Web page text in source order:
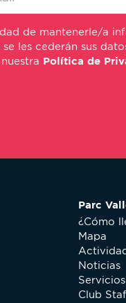
de mantenerle/a
les cederán sus
Política de
Parc
¿Cómo
Mapa
Noticias
Club